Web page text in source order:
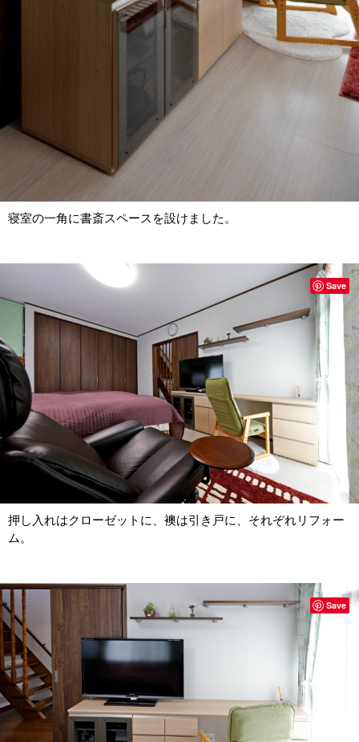
寝室の一角に書斎スペースを設けました。
押し入れはクローゼットに、襖は引き戸に、それぞれリフォー
ム。
Save
Save